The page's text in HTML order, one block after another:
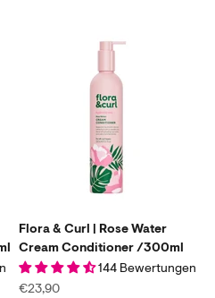
Flora & Curl | Rose Water
Cream Conditioner /300ml
144 Bewertungen
Angebot
€23,90